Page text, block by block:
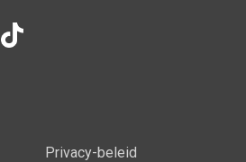
Privacy-beleid